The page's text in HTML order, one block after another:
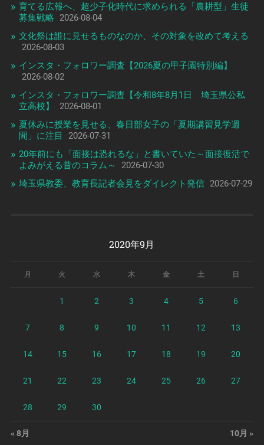
育てる広報へ、超少子化時代に求められる「農耕型」生徒
募集戦略
2026-08-04
文化祭は誰に見せるものなのか、その対象を改めて考える
2026-08-03
インスタ・フォロワー調査【2026夏の甲子園特別編】
2026-08-02
インスタ・フォロワー調査【令和8年8月1日 埼玉県公私
立高校】
2026-08-01
夏休みに授業を見せる、春日部女子の「夏期講習見学週
間」に注目
2026-07-31
20年前にも「面接は恐れるな」と書いていた～面接復活で
よみがえる昔のコラム～
2026-07-30
埼玉県教委、教育長記者会見をダイレクト発信 2026-07-29
2020年9月
月 火 水 木 金 土 日
1 2 3 4 5 6
7 8 9 10 11 12 13
14 15 16 17 18 19 20
21 22 23 24 25 26 27
28 29 30
« 8月 10月 »